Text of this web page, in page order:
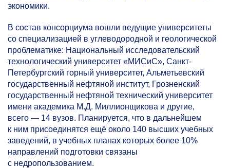
экономики.
В состав консорциума вошли ведущие университеты
со специализацией в углеводородной и геологической
проблематике: Национальный исследовательский
технологический университет «МИСиС», Санкт-
Петербургский горный университет, Альметьевский
государственный нефтяной институт, Грозненский
государственный нефтяной технический университет
имени академика М.Д. Миллионщикова и другие,
всего — 14 вузов. Планируется, что в дальнейшем
к ним присоединятся ещё около 140 высших учебных
заведений, в учебных планах которых более 10%
направлений подготовки связаны
с недропользованием.